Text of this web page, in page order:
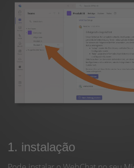
1. instalação